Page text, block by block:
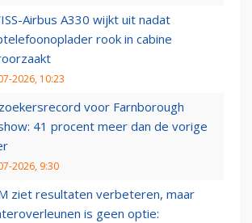
Airbus A330 wijkt uit nadat
rook in cabine
2026, 10:23
voor Farnborough
41 procent meer dan de vorige
2026, 9:30
ziet resultaten verbeteren, maar
is geen optie: